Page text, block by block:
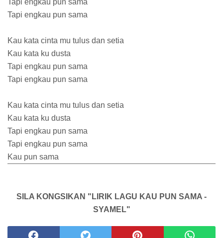
Tapi engkau pun sama
Kau kata cinta mu tulus dan setia
Kau kata ku dusta
Tapi engkau pun sama
Tapi engkau pun sama
Kau kata cinta mu tulus dan setia
Kau kata ku dusta
Tapi engkau pun sama
Tapi engkau pun sama
Kau pun sama
SILA KONGSIKAN "LIRIK LAGU KAU PUN SAMA -
SYAMEL"